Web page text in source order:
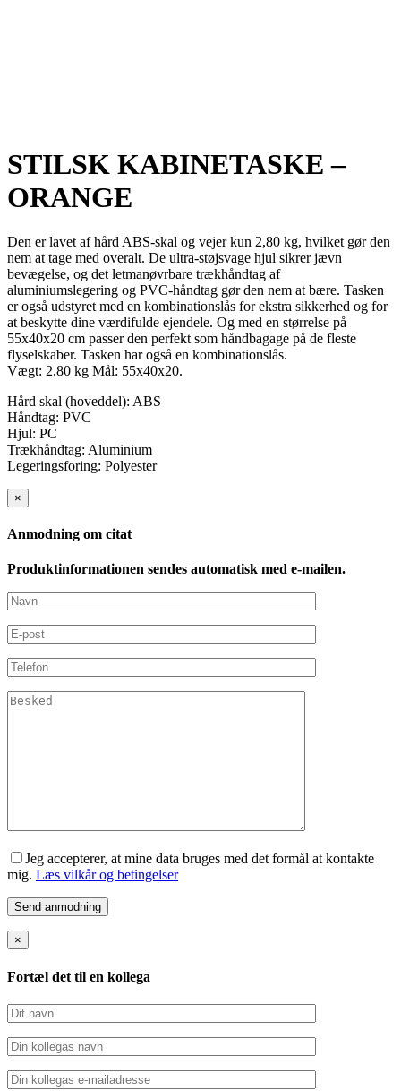
STILSK KABINETASKE –
ORANGE
Den er lavet af hård ABS-skal og vejer kun 2,80 kg, hvilket gør den
nem at tage med overalt. De ultra-støjsvage hjul sikrer jævn
bevægelse, og det letmanøvrbare trækhåndtag af
aluminiumslegering og PVC-håndtag gør den nem at bære. Tasken
er også udstyret med en kombinationslås for ekstra sikkerhed og for
at beskytte dine værdifulde ejendele. Og med en størrelse på
55x40x20 cm passer den perfekt som håndbagage på de fleste
flyselskaber. Tasken har også en kombinationslås.
Vægt: 2,80 kg Mål: 55x40x20.
Hård skal (hoveddel): ABS
Håndtag: PVC
Hjul: PC
Trækhåndtag: Aluminium
Legeringsforing: Polyester
×
Anmodning om citat
Produktinformationen sendes automatisk med e-mailen.
Jeg accepterer, at mine data bruges med det formål at kontakte
mig. Læs vilkår og betingelser
×
Fortæl det til en kollega